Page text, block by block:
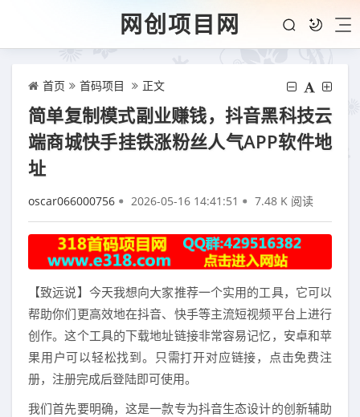
网创项目网
首页 首码项目 正文
简单复制模式副业赚钱，抖音黑科技云
端商城快手挂铁涨粉丝人气APP软件地
址
oscar066000756 2026-05-16 14:41:51 7.48 K 阅读
【致远说】今天我想向大家推荐一个实用的工具，它可以
帮助你们更高效地在抖音、快手等主流短视频平台上进行
创作。这个工具的下载地址链接非常容易记忆，安卓和苹
果用户可以轻松找到。只需打开对应链接，点击免费注
册，注册完成后登陆即可使用。
我们首先要明确，这是一款专为抖音生态设计的创新辅助